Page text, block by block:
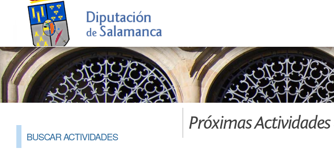
BUSCAR ACTIVIDADES
Próximas